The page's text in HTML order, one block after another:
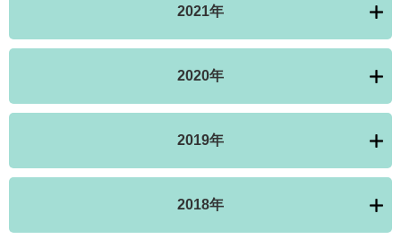
2021年
2020年
2019年
2018年